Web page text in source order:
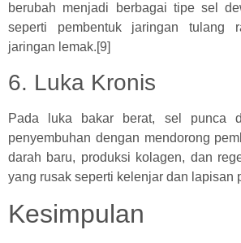
berubah menjadi berbagai tipe sel
seperti pembentuk jaringan tulang
jaringan lemak.[9]
6. Luka Kronis
Pada luka bakar berat, sel punca
penyembuhan dengan mendorong
darah baru, produksi kolagen, dan
yang rusak seperti kelenjar dan lapisan
Kesimpulan